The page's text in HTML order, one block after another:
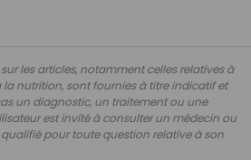
les articles, notamment celles relatives à
nutrition, sont fournies à titre indicatif et
un diagnostic, un traitement ou une
est invité à consulter un médecin ou
pour toute question relative à son